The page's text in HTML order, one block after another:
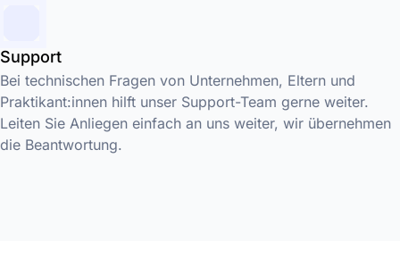
Support
Bei technischen Fragen von Unternehmen, Eltern und
Praktikant:innen hilft unser Support-Team gerne weiter.
Leiten Sie Anliegen einfach an uns weiter, wir übernehmen
die Beantwortung.